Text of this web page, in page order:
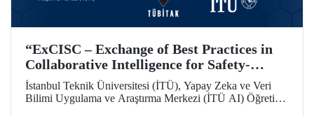
“ExCISC – Exchange of Best Practices in
Collaborative Intelligence for Safety-
Critical Applications” Projesine, Ufuk
Avrupa MSCA-SE Fon Desteği
İstanbul Teknik Üniversitesi (İTÜ), Yapay Zeka ve Veri
Bilimi Uygulama ve Araştırma Merkezi (İTÜ AI) Öğretim